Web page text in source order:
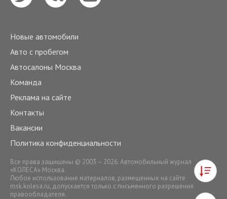
Новые автомобили
Авто с пробегом
Автосалоны Москва
Команда
Реклама на сайте
Контакты
Вакансии
Политика конфиденциальности
Все права защищены © 2003 – 2026. Автомобильный журнал
«КОЛЕСА» Москва.
Любое использование материалов, размещенных на сайте
msk.kolesa.ru, допускается только с письменного разрешения
правообладателя.